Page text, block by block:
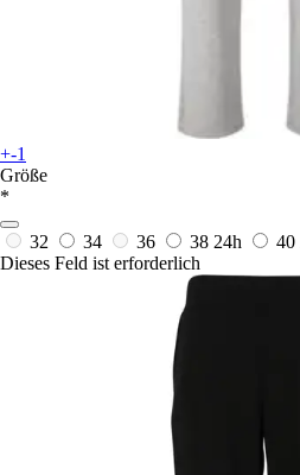
+-1
Größe
*
32 34 36 38 24h 40
Dieses Feld ist erforderlich